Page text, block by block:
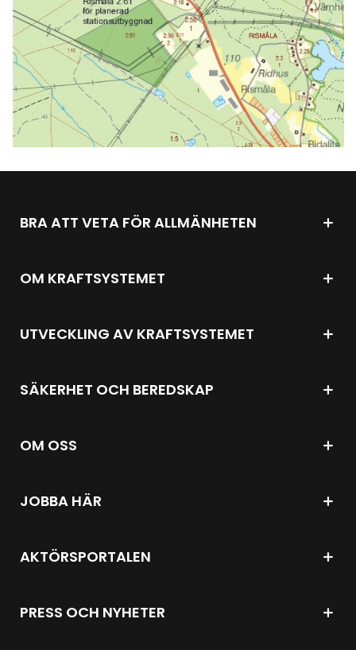
BRA ATT VETA FÖR ALLMÄNHETEN
OM KRAFTSYSTEMET
UTVECKLING AV KRAFTSYSTEMET
SÄKERHET OCH BEREDSKAP
OM OSS
JOBBA HÄR
AKTÖRSPORTALEN
PRESS OCH NYHETER